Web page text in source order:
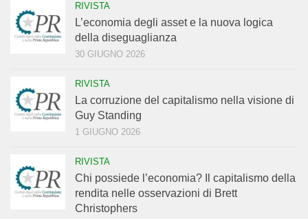
RIVISTA
L’economia degli asset e la nuova logica
della diseguaglianza
30 GIUGNO 2026
RIVISTA
La corruzione del capitalismo nella visione di
Guy Standing
1 GIUGNO 2026
RIVISTA
Chi possiede l’economia? Il capitalismo della
rendita nelle osservazioni di Brett
Christophers